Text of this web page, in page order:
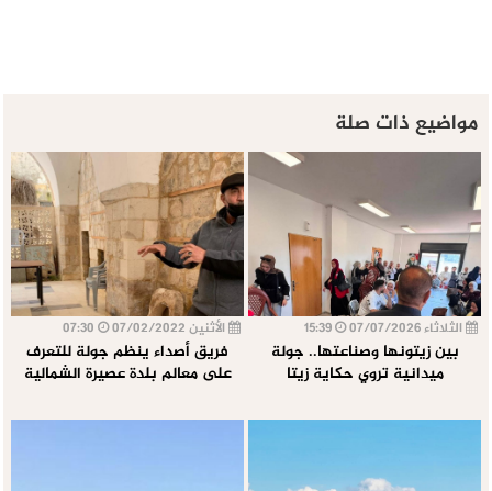
مواضيع ذات صلة
الثلاثاء 07/07/2026
بين زيتونها وصناعتها.. جولة
ميدانية تروي حكاية زيتا
الأثنين 07/02/2022
فريق أصداء ينظم جولة للتعرف
على معالم بلدة عصيرة الشمالية